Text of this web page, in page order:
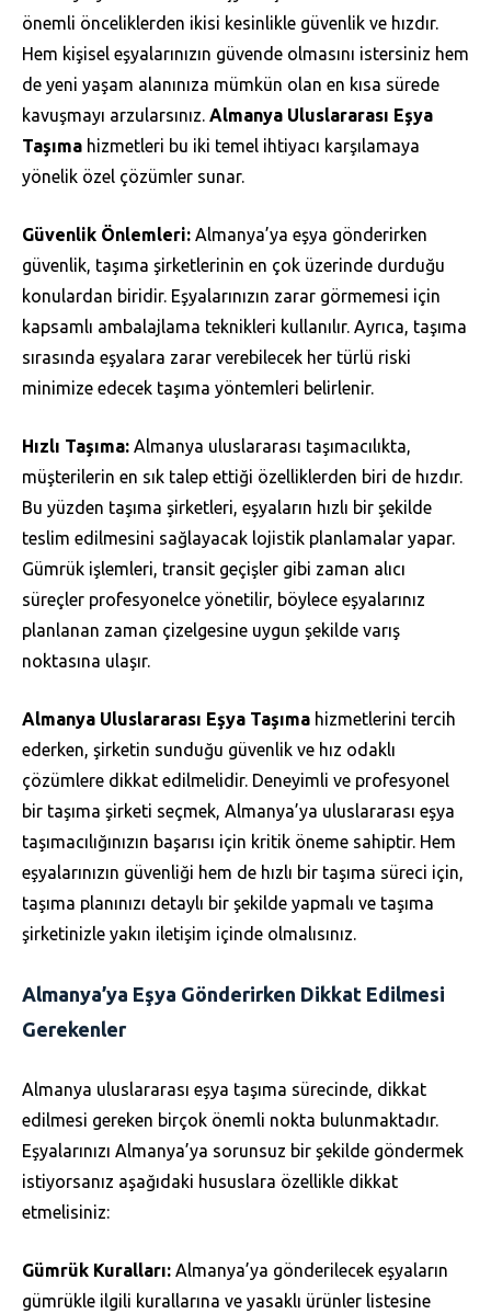
önemli önceliklerden ikisi kesinlikle güvenlik ve hızdır.
Hem kişisel eşyalarınızın güvende olmasını istersiniz hem
de yeni yaşam alanınıza mümkün olan en kısa sürede
kavuşmayı arzularsınız. Almanya Uluslararası Eşya
Taşıma hizmetleri bu iki temel ihtiyacı karşılamaya
yönelik özel çözümler sunar.
Güvenlik Önlemleri: Almanya’ya eşya gönderirken
güvenlik, taşıma şirketlerinin en çok üzerinde durduğu
konulardan biridir. Eşyalarınızın zarar görmemesi için
kapsamlı ambalajlama teknikleri kullanılır. Ayrıca, taşıma
sırasında eşyalara zarar verebilecek her türlü riski
minimize edecek taşıma yöntemleri belirlenir.
Hızlı Taşıma: Almanya uluslararası taşımacılıkta,
müşterilerin en sık talep ettiği özelliklerden biri de hızdır.
Bu yüzden taşıma şirketleri, eşyaların hızlı bir şekilde
teslim edilmesini sağlayacak lojistik planlamalar yapar.
Gümrük işlemleri, transit geçişler gibi zaman alıcı
süreçler profesyonelce yönetilir, böylece eşyalarınız
planlanan zaman çizelgesine uygun şekilde varış
noktasına ulaşır.
Almanya Uluslararası Eşya Taşıma hizmetlerini tercih
ederken, şirketin sunduğu güvenlik ve hız odaklı
çözümlere dikkat edilmelidir. Deneyimli ve profesyonel
bir taşıma şirketi seçmek, Almanya’ya uluslararası eşya
taşımacılığınızın başarısı için kritik öneme sahiptir. Hem
eşyalarınızın güvenliği hem de hızlı bir taşıma süreci için,
taşıma planınızı detaylı bir şekilde yapmalı ve taşıma
şirketinizle yakın iletişim içinde olmalısınız.
Almanya’ya Eşya Gönderirken Dikkat Edilmesi
Gerekenler
Almanya uluslararası eşya taşıma sürecinde, dikkat
edilmesi gereken birçok önemli nokta bulunmaktadır.
Eşyalarınızı Almanya’ya sorunsuz bir şekilde göndermek
istiyorsanız aşağıdaki hususlara özellikle dikkat
etmelisiniz:
Gümrük Kuralları: Almanya’ya gönderilecek eşyaların
gümrükle ilgili kurallarına ve yasaklı ürünler listesine